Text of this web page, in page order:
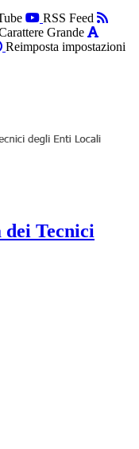
RSS Feed
Grande
Reimposta impostazioni
Tecnici